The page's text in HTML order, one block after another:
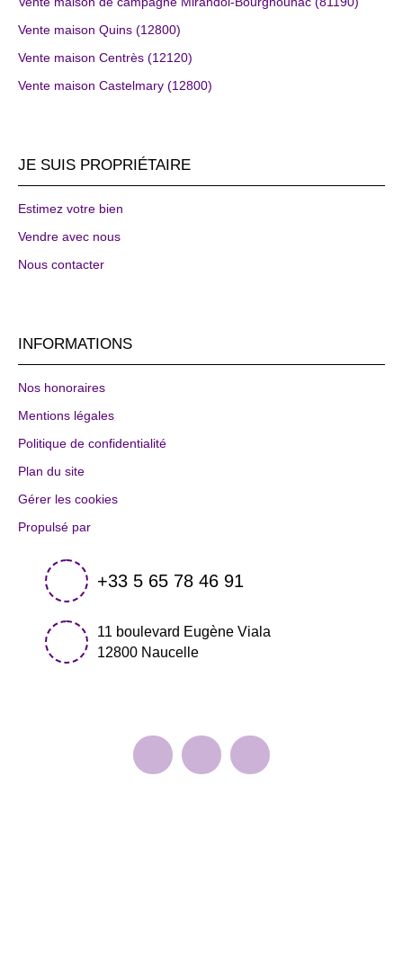
Vente maison Quins (12800)
Vente maison Centrès (12120)
Vente maison Castelmary (12800)
JE SUIS PROPRIÉTAIRE
Estimez votre bien
Vendre avec nous
Nous contacter
INFORMATIONS
Nos honoraires
Mentions légales
Politique de confidentialité
Plan du site
Gérer les cookies
Propulsé par
+33 5 65 78 46 91
11 boulevard Eugène Viala
12800 Naucelle